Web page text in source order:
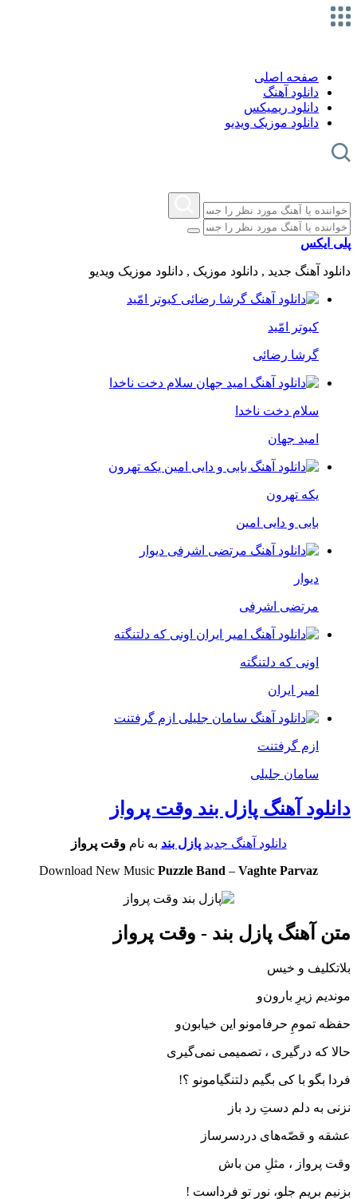
صفحه اصلی
دانلود آهنگ
دانلود ریمیکس
دانلود موزیک ویدیو
پلی ایکس
دانلود آهنگ جدید , دانلود موزیک , دانلود موزیک ویدیو
کبوتر امّید
گرشا رضائی
سلام دخت ناخدا
امید جهان
یکه تهرون
بابی و دایی امین
دیوار
مرتضی اشرفی
اونی که دلتنگته
امیر ایران
ازم گرفتنت
سامان جلیلی
دانلود آهنگ پازل بند وقت پرواز
دانلود آهنگ جدید پازل بند به ناموقت پرواز
Download New Music Puzzle Band – Vaghte Parvaz
متن آهنگ پازل بند - وقت پرواز
بلاتکلیف و خیس
موندیم زیرِ بارون‌و
حفظه تمومِ حرفامونو این خیابون‌و
حالا که‌ درگیری ، تصمیمی نمی‌گیری
فردا بگو با کی بگیم دلتنگیامونو ؟!
نزنی به دلم دستِ رد باز
عشقه و قصّه‌های دردسرساز
وقت پرواز ، مثلِ من باش
بزنیم بریم جلو، نور تو فرداست !